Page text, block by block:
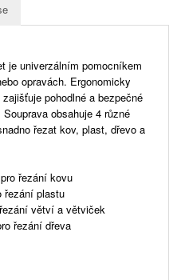
je univerzálním pomocníkem
opravách. Ergonomicky
pohodlné a bezpečné
obsahuje 4 různé
řezat kov, plast, dřevo a
řezání kovu
řezání plastu
větví a větviček
řezání dřeva